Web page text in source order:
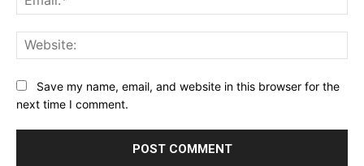
Save my name, email, and website in this browser for the
next time I comment.